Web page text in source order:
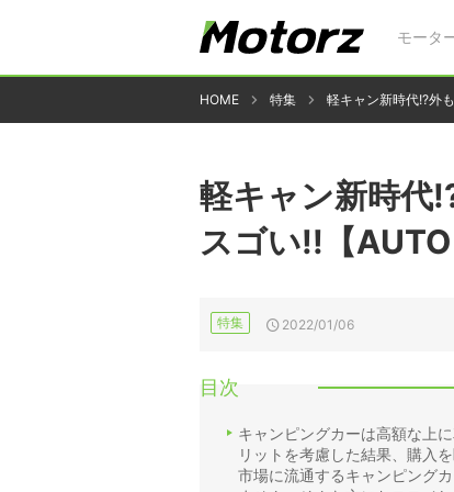
モータ
HOME 特集 軽キャン新時代!?外
軽キャン新時代
スゴい!!【
特集 2022/01/06
目次
キャンピングカーは高額な上
リットを考慮した結果、購入
市場に流通するキャンピング